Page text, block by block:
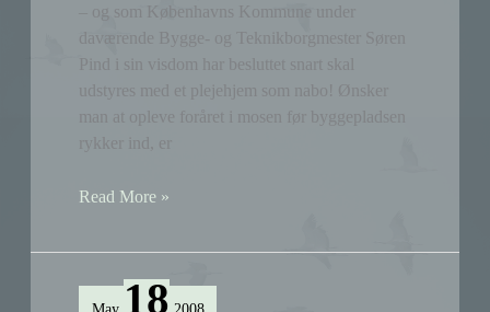
– og som Københavns Kommune under
daværende Bygge- og Teknikborgmester Søren
Pind i sin visdom har besluttet snart skal
udstyres med et plejehjem som nabo! Ønsker
man at opleve foråret i mosen før byggepladsen
Forår
Karens
Minde-
mosen
Read More »
18